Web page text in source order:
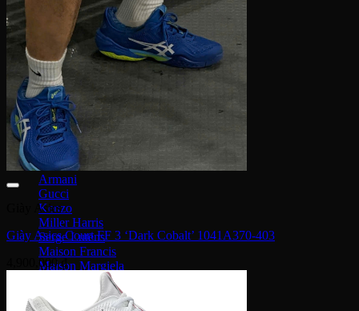
Bvlgari
JO Malone
DKNY
Louis Vuitton
Salvatore ferragamo
Kilian
Chanel
Dior
Lancome
Narciso
Tom Ford
Armani
Gucci
Kenzo
Miller Harris
Serge Lutens
Maison Francis
Maison Margiela
Gentle Monster
Prada
Giày Asics
Giày Asics Court FF 3 ‘Dark Cobalt’ 1041A370-403
4,900,000₫